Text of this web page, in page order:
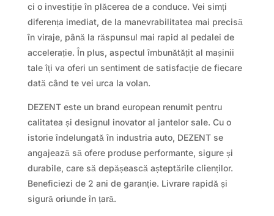
ci o investiție în plăcerea de a conduce. Vei simți
diferența imediat, de la manevrabilitatea mai precisă
în viraje, până la răspunsul mai rapid al pedalei de
accelerație. În plus, aspectul îmbunătățit al mașinii
tale îți va oferi un sentiment de satisfacție de fiecare
dată când te vei urca la volan.
DEZENT este un brand european renumit pentru
calitatea și designul inovator al jantelor sale. Cu o
istorie îndelungată în industria auto, DEZENT se
angajează să ofere produse performante, sigure și
durabile, care să depășească așteptările clienților.
Beneficiezi de 2 ani de garanție. Livrare rapidă și
sigură oriunde în țară.